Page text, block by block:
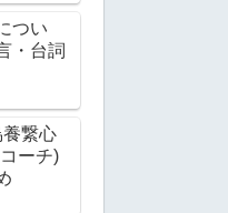
つい
・台詞
養繋心
ーチ)